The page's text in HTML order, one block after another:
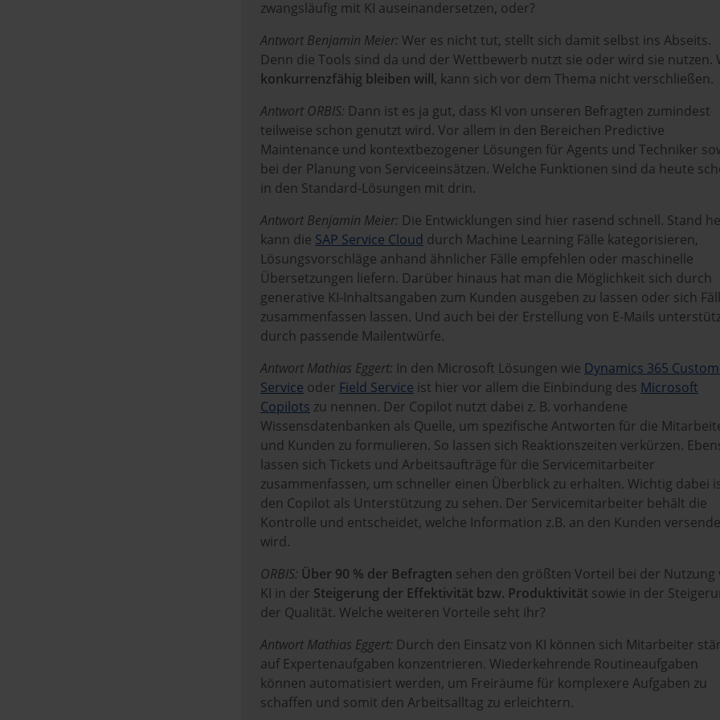
zwangsläufig mit KI auseinandersetzen, oder?
Antwort Benjamin Meier: Wer es nicht tut, stellt sich damit selbst ins Abseits.
Denn die Tools sind da und der Wettbewerb nutzt sie oder wird sie nutzen.
konkurrenzfähig bleiben will, kann sich vor dem Thema nicht verschließen.
Antwort ORBIS: Dann ist es ja gut, dass KI von unseren Befragten zumindest
teilweise schon genutzt wird. Vor allem in den Bereichen Predictive
Maintenance und kontextbezogener Lösungen für Agents und Techniker
bei der Planung von Serviceeinsätzen. Welche Funktionen sind da heute
in den Standard-Lösungen mit drin.
Antwort Benjamin Meier: Die Entwicklungen sind hier rasend schnell. Stand
kann die SAP Service Cloud durch Machine Learning Fälle kategorisieren,
Lösungsvorschläge anhand ähnlicher Fälle empfehlen oder maschinelle
Übersetzungen liefern. Darüber hinaus hat man die Möglichkeit sich durch
generative KI-Inhaltsangaben zum Kunden ausgeben zu lassen oder sich
zusammenfassen lassen. Und auch bei der Erstellung von E-Mails
durch passende Mailentwürfe.
Antwort Mathias Eggert: In den Microsoft Lösungen wie Dynamics 365
Service oder Field Service ist hier vor allem die Einbindung des Microsoft
Copilots zu nennen. Der Copilot nutzt dabei z. B. vorhandene
Wissensdatenbanken als Quelle, um spezifische Antworten für die
und Kunden zu formulieren. So lassen sich Reaktionszeiten verkürzen.
lassen sich Tickets und Arbeitsaufträge für die Servicemitarbeiter
zusammenfassen, um schneller einen Überblick zu erhalten. Wichtig dabei
den Copilot als Unterstützung zu sehen. Der Servicemitarbeiter behält die
Kontrolle und entscheidet, welche Information z.B. an den Kunden
wird.
ORBIS: Über 90 % der Befragten sehen den größten Vorteil bei der Nutzung
KI in der Steigerung der Effektivität bzw. Produktivität sowie in der
der Qualität. Welche weiteren Vorteile seht ihr?
Antwort Mathias Eggert: Durch den Einsatz von KI können sich Mitarbeiter
auf Expertenaufgaben konzentrieren. Wiederkehrende Routineaufgaben
können automatisiert werden, um Freiräume für komplexere Aufgaben zu
schaffen und somit den Arbeitsalltag zu erleichtern.